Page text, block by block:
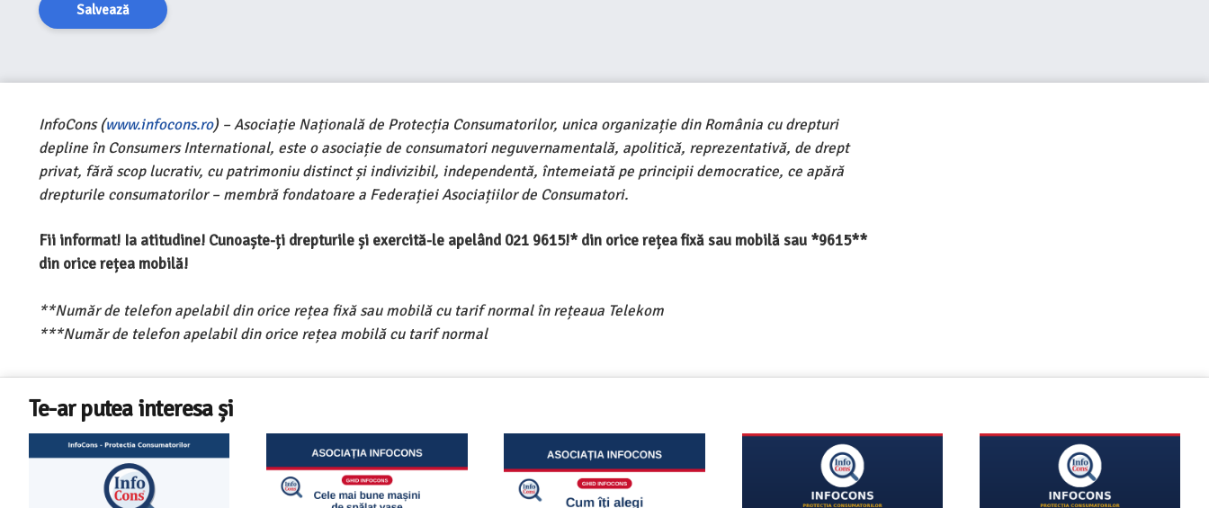
Salvează
InfoCons (www.infocons.ro) – Asociație Națională de Protecția Consumatorilor, unica organizație din România cu drepturi
depline în Consumers International, este o asociație de consumatori neguvernamentală, apolitică, reprezentativă, de drept
privat, fără scop lucrativ, cu patrimoniu distinct și indivizibil, independentă, întemeiată pe principii democratice, ce apără
drepturile consumatorilor – membră fondatoare a Federației Asociațiilor de Consumatori.
Fii informat! Ia atitudine! Cunoaște-ți drepturile și exercită-le apelând 021 9615!* din orice rețea fixă sau mobilă sau *9615**
din orice rețea mobilă!
**Număr de telefon apelabil din orice rețea fixă sau mobilă cu tarif normal în rețeaua Telekom
***Număr de telefon apelabil din orice rețea mobilă cu tarif normal
Te-ar putea interesa și